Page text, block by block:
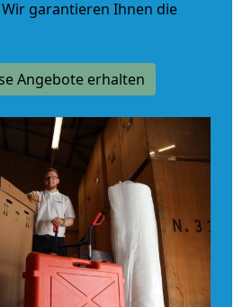
Wir garantieren Ihnen die
Angebote erhalten